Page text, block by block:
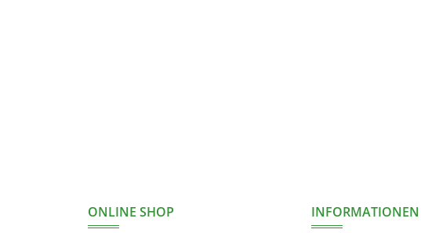
ONLINE SHOP INFORMATIONEN